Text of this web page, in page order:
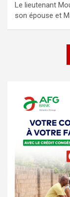
Le lieutenant
son épouse et